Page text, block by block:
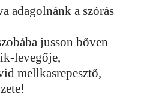
adagolnánk a szórás
jusson bőven
levegője,
mellkasrepesztő,